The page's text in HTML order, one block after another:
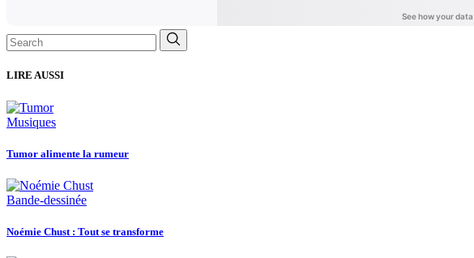
Search
for:
LIRE AUSSI
Musiques
Tumor alimente la rumeur
Bande-dessinée
Noémie Chust : Tout se transforme